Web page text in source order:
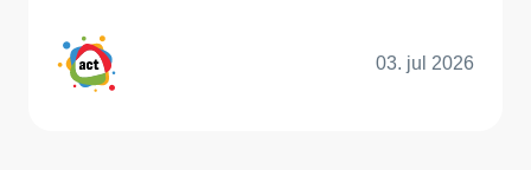
03. jul 2026